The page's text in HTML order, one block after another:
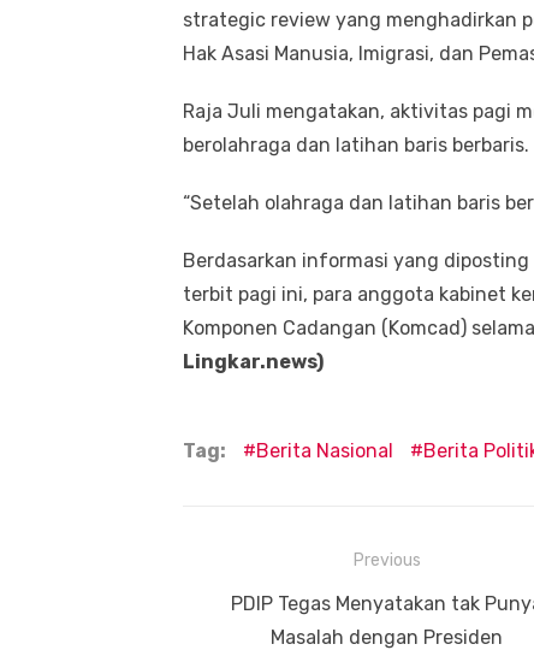
strategic review yang menghadirkan
Hak Asasi Manusia, Imigrasi, dan
Raja Juli mengatakan, aktivitas pagi
berolahraga dan latihan baris berbaris.
“Setelah olahraga dan latihan baris
Berdasarkan informasi yang
terbit pagi ini, para anggota kabinet
Komponen Cadangan (Komcad)
Lingkar.news)
Tag: Berita Nasional Berita
pos
Previous
Previous
post:
PDIP Tegas Menyatakan tak
Masalah dengan Presiden